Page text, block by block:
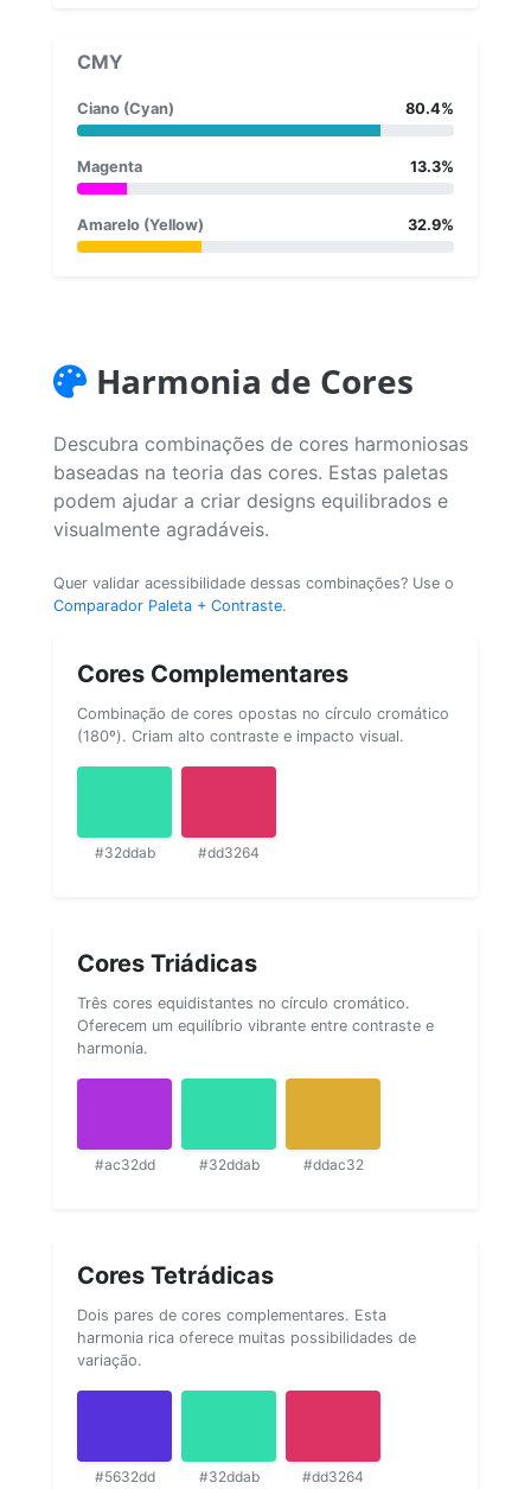
CMY
Ciano (Cyan) 80.4%
Magenta 13.3%
Amarelo (Yellow) 32.9%
Harmonia de Cores
Descubra combinações de cores harmoniosas
baseadas na teoria das cores. Estas paletas
podem ajudar a criar designs equilibrados e
visualmente agradáveis.
Quer validar acessibilidade dessas combinações? Use o
Comparador Paleta + Contraste.
Cores Complementares
Combinação de cores opostas no círculo cromático
(180º). Criam alto contraste e impacto visual.
#32ddab #dd3264
Cores Triádicas
Três cores equidistantes no círculo cromático.
Oferecem um equilíbrio vibrante entre contraste e
harmonia.
#ac32dd #32ddab #ddac32
Cores Tetrádicas
Dois pares de cores complementares. Esta
harmonia rica oferece muitas possibilidades de
variação.
#5632dd #32ddab #dd3264